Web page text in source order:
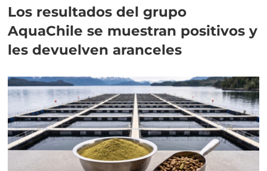
Los resultados del grupo
AquaChile se muestran positivos y
les devuelven aranceles